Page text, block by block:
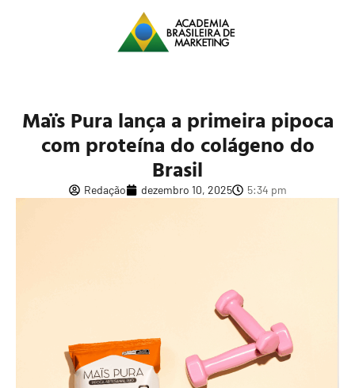
Maïs Pura lança a primeira pipoca
com proteína do colágeno do
Brasil
Redação dezembro 10, 2025 5:34 pm